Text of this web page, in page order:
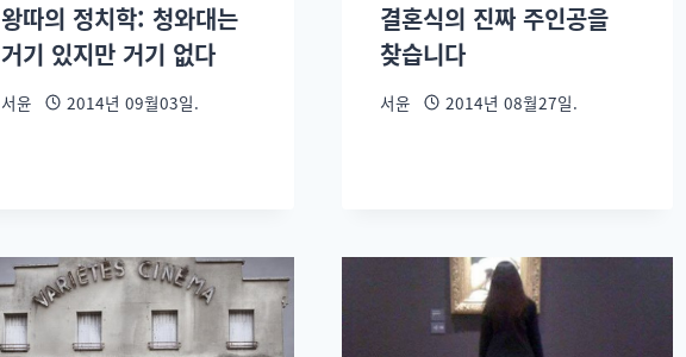
왕따의 정치학: 청와대는
거기 있지만 거기 없다
서윤 2014년 09월03일.
결혼식의 진짜 주인공을
찾습니다
서윤 2014년 08월27일.